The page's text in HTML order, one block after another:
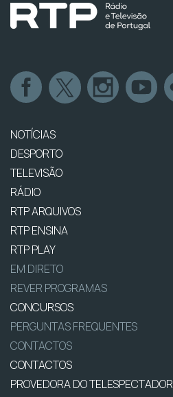
NOTÍCIAS
DESPORTO
TELEVISÃO
RÁDIO
RTP ARQUIVOS
RTP ENSINA
RTP PLAY
EM DIRETO
REVER PROGRAMAS
CONCURSOS
PERGUNTAS FREQUENTES
CONTACTOS
CONTACTOS
PROVEDORA DO TELESPECTADOR